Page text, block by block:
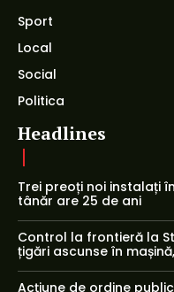
Sport
Local
Social
Politica
Headlines
Trei preoți noi instalați
tânăr are 25 de ani
Control la frontieră la
țigări ascunse în
Acțiune de ordine